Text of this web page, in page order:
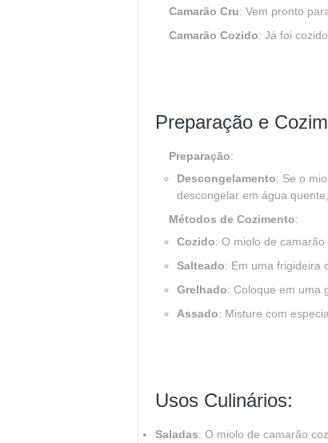
Camarão Cru: Vem pronto
Camarão Cozido: Já foi
Preparação e
Preparação:
Descongelamento: Se o
descongelar em água
Métodos de Cozimento:
Cozido: O miolo de
Salteado: Em uma frigideira
Grelhado: Coloque em uma
Assado: Misture com
Usos Culinários:
Saladas: O miolo de camarão